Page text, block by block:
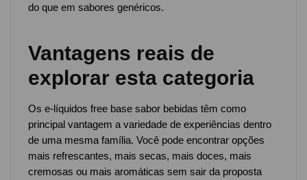
do que em sabores genéricos.
Vantagens reais de
explorar esta categoria
Os e-líquidos free base sabor bebidas têm como
principal vantagem a variedade de experiências dentro
de uma mesma família. Você pode encontrar opções
mais refrescantes, mais secas, mais doces, mais
cremosas ou mais aromáticas sem sair da proposta